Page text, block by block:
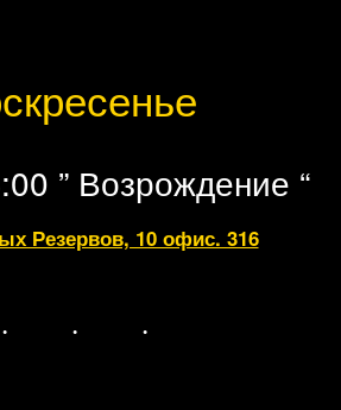
” Возрождение “
Резервов, 10 офис. 316